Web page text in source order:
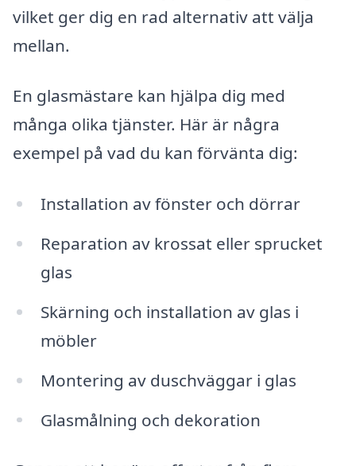
vilket ger dig en rad alternativ att välja
mellan.
En glasmästare kan hjälpa dig med
många olika tjänster. Här är några
exempel på vad du kan förvänta dig:
Installation av fönster och dörrar
Reparation av krossat eller sprucket
glas
Skärning och installation av glas i
möbler
Montering av duschväggar i glas
Glasmålning och dekoration